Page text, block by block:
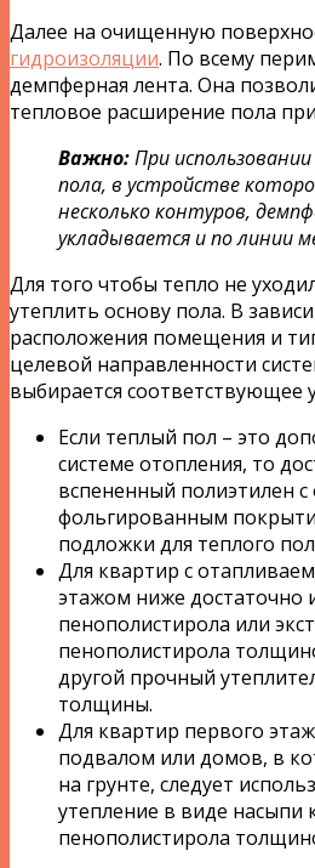
Далее на очищенную
гидроизоляции. По всему
демпферная лента. Она
тепловое расширение пола
Важно:При
пола, в устройстве
несколько контуров,
укладывается и по линии
Для того чтобы тепло не
утеплить основу пола. В
расположения помещения и
целевой направленности
выбирается соответствующее
Если теплый пол – это
системе отопления, то
вспененный полиэтилен
фольгированным
подложки для теплого
Для квартир с
этажом ниже достаточно
пенополистирола или
пенополистирола
другой прочный
толщины.
Для квартир первого
подвалом или домов, в
на грунте, следует
утепление в виде насыпи
пенополистирола